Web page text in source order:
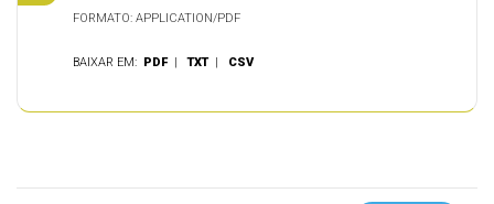
FORMATO: APPLICATION/PDF
BAIXAR EM: PDF |TXT | CSV